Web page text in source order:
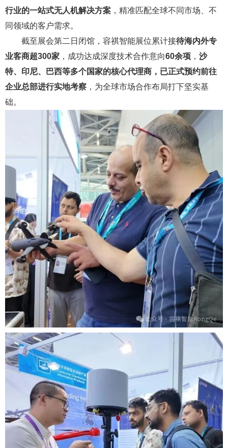
行业的一站式无人机解决方案 ，精准匹配全球不同市场、不
同领域的客户需求。
截至展会第二日闭馆，容祺智能展位累计接待海内外专
业客商超300家 ，成功达成深度技术合作意向60余项 ， 沙
特、印尼、巴西等多个国家的核心代理商，已正式预约前往
企业总部进行实地考察 ，为全球市场合作布局打下坚实基
础。